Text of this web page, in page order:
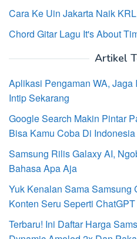
Cara Ke Uin Jakarta Naik KRL
Chord Gitar Lagu It's About
Artikel
Aplikasi Pengaman WA,
Intip Sekarang
Google Search Makin Pintar
Bisa Kamu Coba Di Indonesia
Samsung Rilis Galaxy AI,
Bahasa Apa Aja
Yuk Kenalan Sama Samsung
Konten Seru Seperti ChatGPT
Terbaru! Ini Daftar Harga